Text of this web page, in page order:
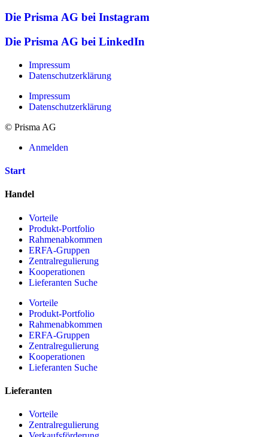
Die Prisma AG bei Instagram
Die Prisma AG bei LinkedIn
Impressum
Datenschutzerklärung
Impressum
Datenschutzerklärung
© Prisma AG
Anmelden
Start
Handel
Vorteile
Produkt-Portfolio
Rahmenabkommen
ERFA-Gruppen
Zentralregulierung
Kooperationen
Lieferanten Suche
Vorteile
Produkt-Portfolio
Rahmenabkommen
ERFA-Gruppen
Zentralregulierung
Kooperationen
Lieferanten Suche
Lieferanten
Vorteile
Zentralregulierung